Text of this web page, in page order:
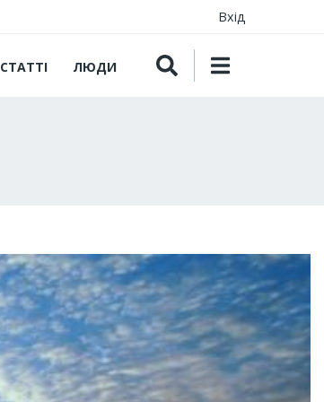
Вхід
СТАТТІ ЛЮДИ